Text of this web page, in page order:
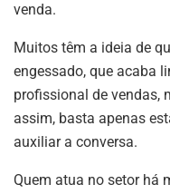
venda.
Muitos têm a ideia de
engessado, que acaba
profissional de vendas,
assim, basta apenas
auxiliar a conversa.
Quem atua no setor há